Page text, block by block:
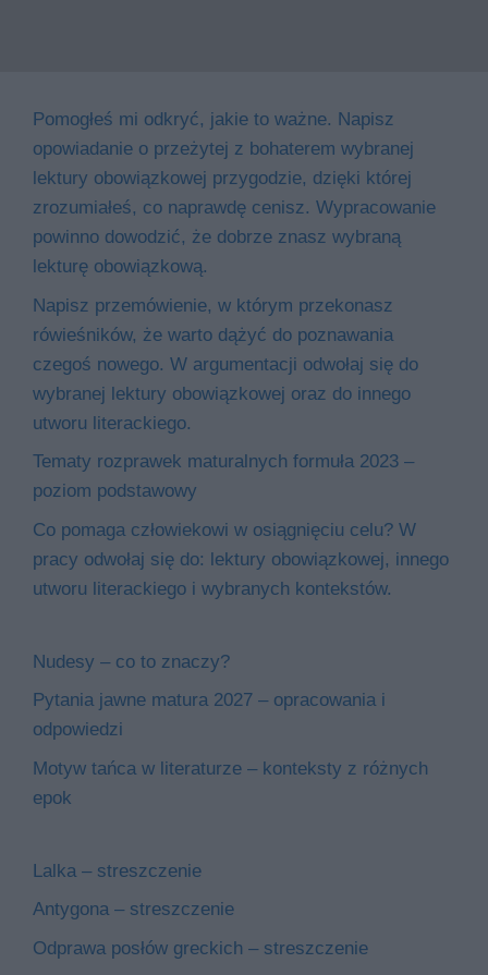
Pomogłeś mi odkryć, jakie to ważne. Napisz
opowiadanie o przeżytej z bohaterem wybranej
lektury obowiązkowej przygodzie, dzięki której
zrozumiałeś, co naprawdę cenisz. Wypracowanie
powinno dowodzić, że dobrze znasz wybraną
lekturę obowiązkową.
Napisz przemówienie, w którym przekonasz
rówieśników, że warto dążyć do poznawania
czegoś nowego. W argumentacji odwołaj się do
wybranej lektury obowiązkowej oraz do innego
utworu literackiego.
Tematy rozprawek maturalnych formuła 2023 –
poziom podstawowy
Co pomaga człowiekowi w osiągnięciu celu? W
pracy odwołaj się do: lektury obowiązkowej, innego
utworu literackiego i wybranych kontekstów.
Nudesy – co to znaczy?
Pytania jawne matura 2027 – opracowania i
odpowiedzi
Motyw tańca w literaturze – konteksty z różnych
epok
Lalka – streszczenie
Antygona – streszczenie
Odprawa posłów greckich – streszczenie